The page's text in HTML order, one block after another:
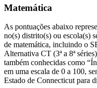
Matemática
As pontuações abaixo
no(s) distrito(s) ou escola(s)
de matemática, incluindo o
Alternativa CT (3ª a 8ª
também conhecidas como
em uma escala de 0 a 100,
Estado de Connecticut para